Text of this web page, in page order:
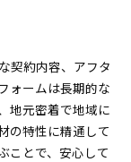
契約内容、アフタ
ォームは長期的な
地元密着で地域に
の特性に精通して
ことで、安心して